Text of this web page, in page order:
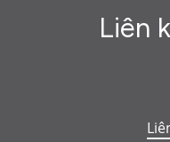
Liên